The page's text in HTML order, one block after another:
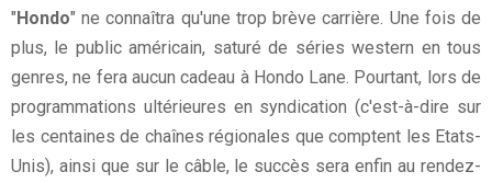
"Hondo" ne connaîtra qu'une trop brève carrière. Une fois de
plus, le public américain, saturé de séries western en tous
genres, ne fera aucun cadeau à Hondo Lane. Pourtant, lors de
programmations ultérieures en syndication (c'est-à-dire sur
les centaines de chaînes régionales que comptent les Etats-
Unis), ainsi que sur le câble, le succès sera enfin au rendez-